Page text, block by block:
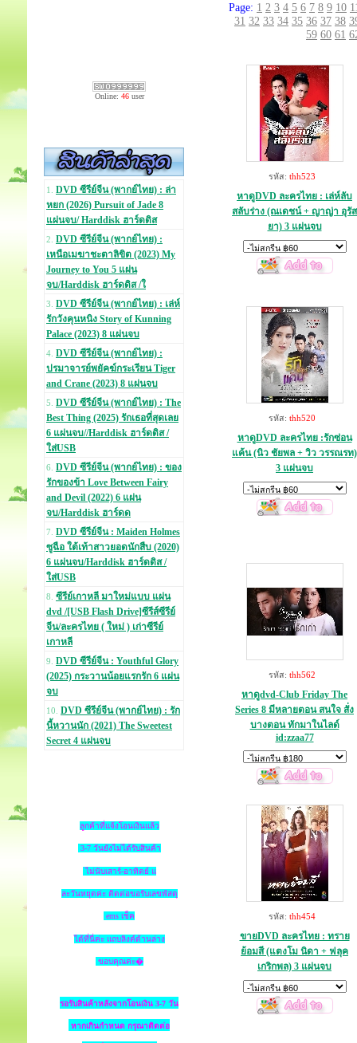
Online: 46user
1. DVD ซีรีย์จีน (พากย์ไทย) : ล่า
หยก (2026) Pursuit of Jade 8
แผ่นจบ/ Harddisk ฮาร์ดดิส
2. DVD ซีรีย์จีน (พากย์ไทย) :
เหนือเมฆาชะตาลิขิต (2023) My
Journey to You 5 แผ่น
จบ/Harddisk ฮาร์ดดิส /ใ
3. DVD ซีรีย์จีน (พากย์ไทย) : เล่ห์
รักวังคุนหนิง Story of Kunning
Palace (2023) 8 แผ่นจบ
4. DVD ซีรีย์จีน (พากย์ไทย) :
ปรมาจารย์พยัคฆ์กระเรียน Tiger
and Crane (2023) 8 แผ่นจบ
5. DVD ซีรีย์จีน (พากย์ไทย) : The
Best Thing (2025) รักเธอที่สุดเลย
6 แผ่นจบ//Harddisk ฮาร์ดดิส /
ใส่USB
6. DVD ซีรีย์จีน (พากย์ไทย) : ของ
รักของข้า Love Between Fairy
and Devil (2022) 6 แผ่น
จบ/Harddisk ฮาร์ดด
7. DVD ซีรีย์จีน : Maiden Holmes
ซูฉือ ใต้เท้าสาวยอดนักสืบ (2020)
6 แผ่นจบ/Harddisk ฮาร์ดดิส /
ใส่USB
8. ซีรีย์เกาหลี มาใหม่แบบ แผ่น
dvd /[USB Flash Drive]ซีรีส์ซีรีย์
จีน/ละครไทย ( ใหม่ ) เก่าซีรีย์
เกาหลี
9. DVD ซีรีย์จีน : Youthful Glory
(2025) กระวานน้อยแรกรัก 6 แผ่น
จบ
10. DVD ซีรีย์จีน (พากย์ไทย) : รัก
นี้หวานนัก (2021) The Sweetest
Secret 4 แผ่นจบ
ลูกค้าที่แจ้งโอนเงินแล้ว
3-7 วันยังไม่ได้รับสินค้า
ไม่นับเสาร์-อาทิตย์ แ
ละวันหยุดค่ะ ติดต่อขอรับเลขพัสดุ
ems เช็ค
ได้ที่นี่ค่ะ แถบลิงค์ด้านล่าง
ขอบคุณค่ะ�
รอรับสินค้าหลังจากโอนเงิน 3-7 วัน
หากเกินกำหนด กรุณาติดต่อ
Page: 1 2 3 4 5 6 7 8 9 10
31 32 33 34 35 36 37 38
59 60 61
รหัส: thh523
หาดูDVD ละครไทย : เล่ห์ลับ
สลับร่าง (ณเดชน์ + ญาญ่า อุรัส
ยา) 3 แผ่นจบ
รหัส: thh520
หาดูDVD ละครไทย :รักซ่อน
แค้น (นิว ชัยพล + วิว วรรณรท)
3 แผ่นจบ
รหัส: thh562
หาดูdvd-Club Friday The
Series 8 มีหลายตอน สนใจ สั่ง
บางตอน ทักมาในไลด์
id:zzaa77
รหัส: thh454
ขายDVD ละครไทย : ทราย
ย้อมสี (แตงโม นิดา + ฟลุค
เกริกพล) 3 แผ่นจบ